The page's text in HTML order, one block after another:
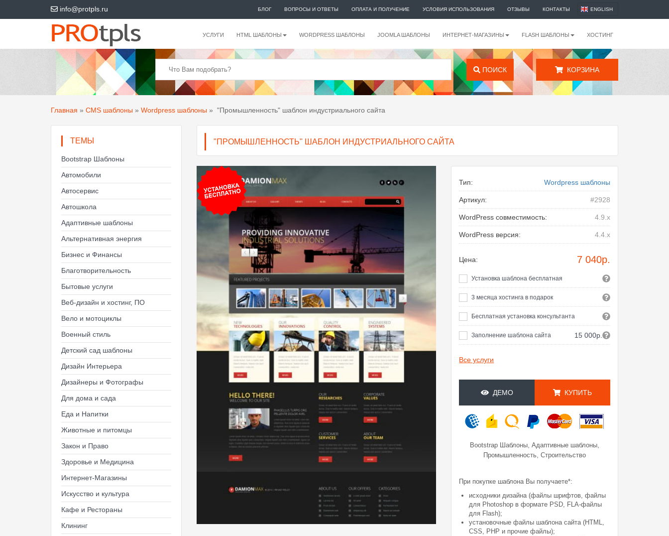
info@protpls.ru БЛОГ ВОПРОСЫ И ОТВЕТЫ ОПЛАТА И ПОЛУЧЕНИЕ УСЛОВИЯ ИСПОЛЬЗОВАНИЯ ОТЗЫВЫ КОНТАКТЫ ENGLISH
УСЛУГИ HTML ШАБЛОНЫ WORDPRESS ШАБЛОНЫ JOOMLA ШАБЛОНЫ ИНТЕРНЕТ-МАГАЗИНЫ FLASH ШАБЛОНЫ ХОСТИНГ
ПОИСК КОРЗИНА
Главная » CMS шаблоны » Wordpress шаблоны » "Промышленность" шаблон индустриального сайта
ТЕМЫ
Bootstrap Шаблоны
Автомобили
Автосервис
Автошкола
Адаптивные шаблоны
Альтернативная энергия
Бизнес и Финансы
Благотворительность
Бытовые услуги
Веб-дизайн и хостинг, ПО
Вело и мотоциклы
Военный стиль
Детский сад шаблоны
Дизайн Интерьера
Дизайнеры и Фотографы
Для дома и сада
Еда и Напитки
Животные и питомцы
Закон и Право
Здоровье и Медицина
Интернет-Магазины
Искусство и культура
Кафе и Рестораны
Клининг
"ПРОМЫШЛЕННОСТЬ" ШАБЛОН ИНДУСТРИАЛЬНОГО САЙТА
Тип: Wordpress шаблоны
Артикул: #2928
WordPress совместимость: 4.9.x
WordPress версия: 4.4.x
Цена: 7 040р.
Установка шаблона бесплатная
3 месяца хостинга в подарок
Бесплатная установка консультанта
Заполнение шаблона сайта 15 000р.
Все услуги
ДЕМО КУПИТЬ
Bootstrap Шаблоны ,Адаптивные шаблоны
Промышленность ,Строительство
При покупке шаблона Вы получаете*:
исходники дизайна (файлы шрифтов, файлы
для Photoshop в формате PSD, FLA-файлы
для Flash);
установочные файлы шаблона сайта (HTML,
CSS, PHP и прочие файлы);